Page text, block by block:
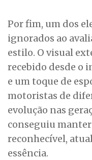
Por fim, um dos
ignorados ao
estilo. O visual
recebido desde o
e um toque de
motoristas de
evolução nas
conseguiu
reconhecível,
essência.